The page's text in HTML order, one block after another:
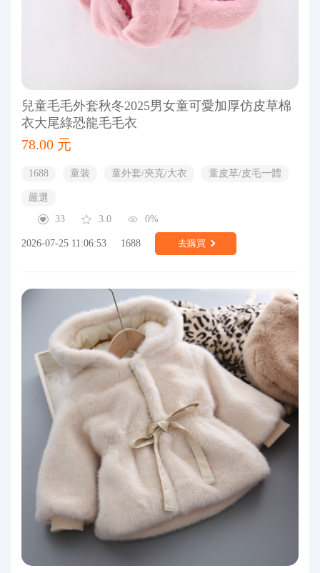
兒童毛毛外套秋冬2025男女童可愛加厚仿皮草棉
衣大尾綠恐龍毛毛衣
78.00 元
1688 童裝 童外套/夾克/大衣 童皮草/皮毛一體
嚴選
33
3.0 0%
2026-07-25 11:06:53 1688 去購買